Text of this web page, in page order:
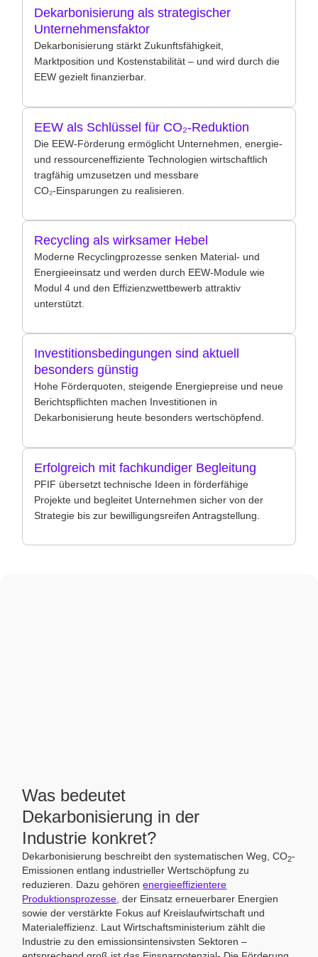
Dekarbonisierung als strategischer
Unternehmensfaktor
Dekarbonisierung stärkt Zukunftsfähigkeit,
Marktposition und Kostenstabilität – und wird durch die
EEW gezielt finanzierbar.
EEW als Schlüssel für CO₂‑Reduktion
Die EEW-Förderung ermöglicht Unternehmen, energie-
und ressourceneffiziente Technologien wirtschaftlich
tragfähig umzusetzen und messbare
CO₂‑Einsparungen zu realisieren.
Recycling als wirksamer Hebel
Moderne Recyclingprozesse senken Material- und
Energieeinsatz und werden durch EEW-Module wie
Modul 4 und den Effizienzwettbewerb attraktiv
unterstützt.
Investitionsbedingungen sind aktuell
besonders günstig
Hohe Förderquoten, steigende Energiepreise und neue
Berichtspflichten machen Investitionen in
Dekarbonisierung heute besonders wertschöpfend.
Erfolgreich mit fachkundiger Begleitung
PFIF übersetzt technische Ideen in förderfähige
Projekte und begleitet Unternehmen sicher von der
Strategie bis zur bewilligungsreifen Antragstellung.
Was bedeutet
Dekarbonisierung in der
Industrie konkret?
Dekarbonisierung beschreibt den systematischen Weg, CO2-
Emissionen entlang industrieller Wertschöpfung zu
reduzieren. Dazu gehörenenergieeffizientere
Produktionsprozesse , der Einsatz erneuerbarer Energien
sowie der verstärkte Fokus auf Kreislaufwirtschaft und
Materialeffizienz. Laut Wirtschaftsministerium zählt die
Industrie zu den emissionsintensivsten Sektoren –